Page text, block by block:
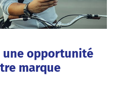
une opportunité
marque